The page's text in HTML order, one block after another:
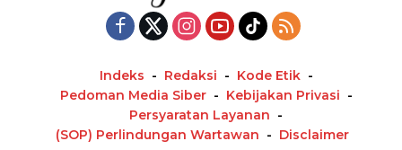
Indeks Redaksi
Kode Etik
Pedoman Media Siber
Kebijakan Privasi
Persyaratan Layanan
(SOP) Perlindungan Wartawan
Disclaimer